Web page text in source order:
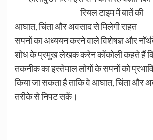
आघात, चिंता और अवसाद से मिलेगी राहत
सपनों का अध्ययन करने वाले विशेषज्ञ और
शोध के प्रमुख लेखक करेन कोंकोली कहते हैं
तकनीक का इस्तेमाल लोगों के सपनों को
किया जा सकता है ताकि वे आघात, चिंता और
तरीके से निपट सकें।